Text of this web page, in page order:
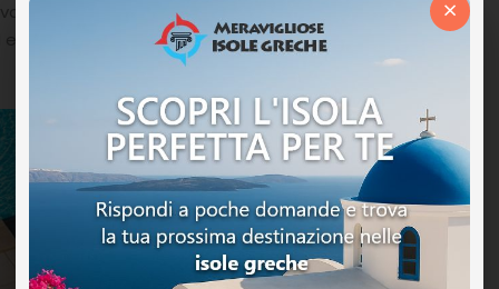
al mare, avrete modo di ordinare una bevanda
×